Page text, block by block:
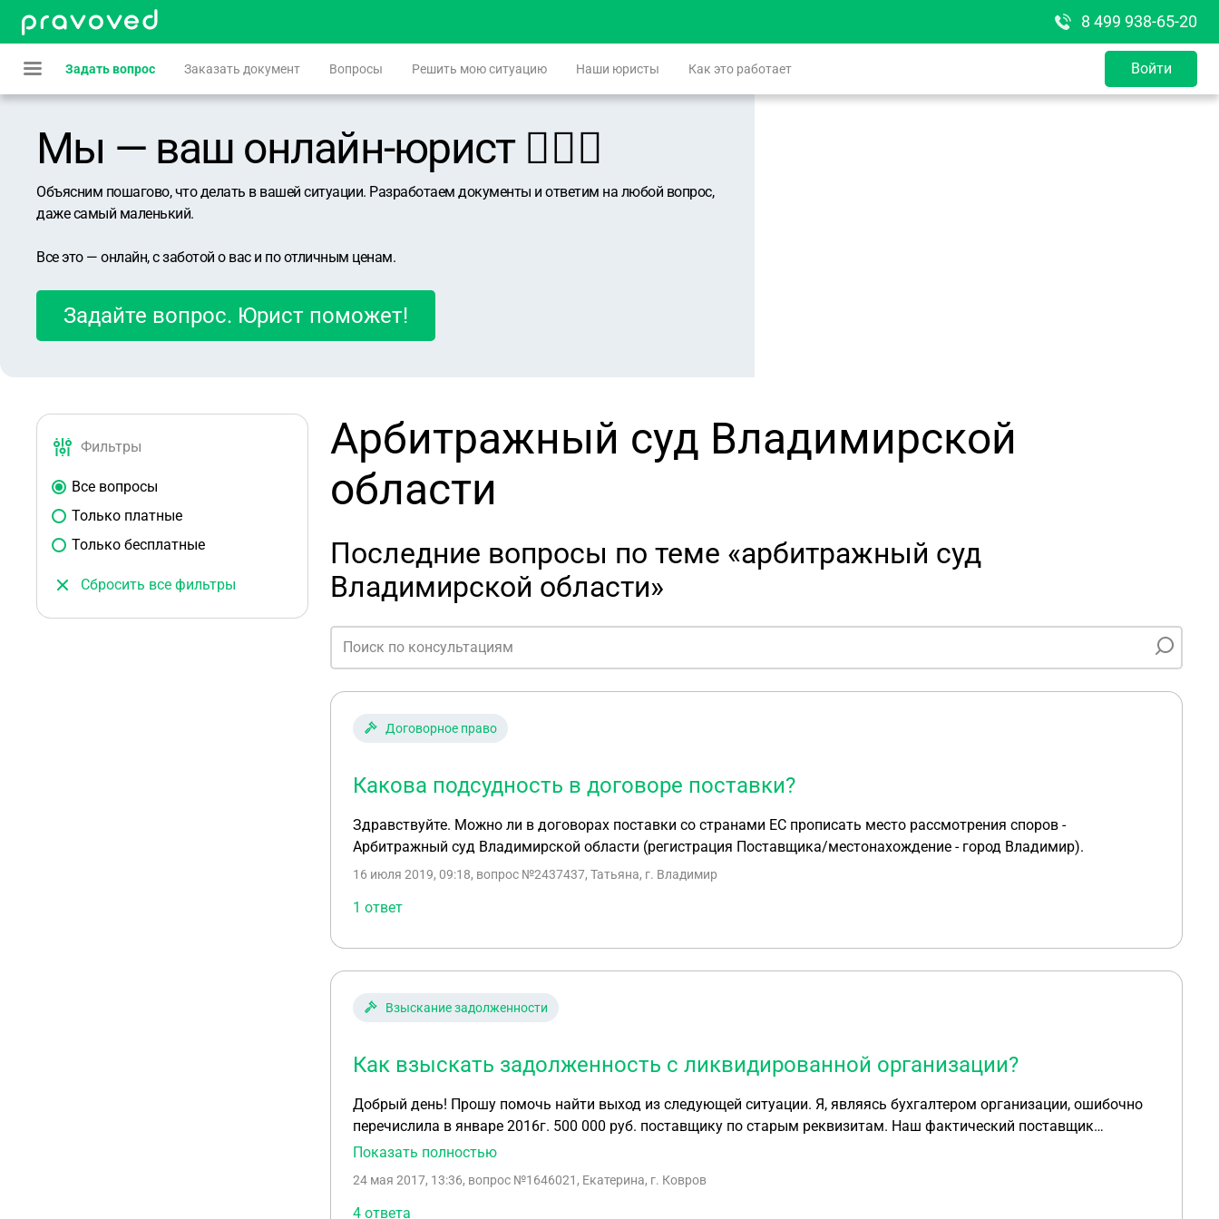
8 499 938-65-20
Задать вопрос Заказать документ Вопросы Решить мою ситуацию Наши юристы Как это работает Войти
Мы — ваш онлайн-юрист 👨🏻‍⚖️
Объясним пошагово, что делать в вашей ситуации. Разработаем документы и ответим на любой вопрос,
даже самый маленький.
Все это — онлайн, с заботой о вас и по отличным ценам.
Задайте вопрос. Юрист поможет!
Фильтры
Все вопросы
Только платные
Только бесплатные
Сбросить все фильтры
Арбитражный суд Владимирской
области
Последние вопросы по теме «арбитражный суд
Владимирской области»
Договорное право
Какова подсудность в договоре поставки?
Здравствуйте. Можно ли в договорах поставки со странами ЕС прописать место рассмотрения споров -
Арбитражный суд Владимирской области (регистрация Поставщика/местонахождение - город Владимир).
16 июля 2019, 09:18, вопрос №2437437, Татьяна, г. Владимир
1 ответ
Взыскание задолженности
Как взыскать задолженность с ликвидированной организации?
Добрый день! Прошу помочь найти выход из следующей ситуации. Я, являясь бухгалтером организации, ошибочно
перечислила в январе 2016г. 500 000 руб. поставщику по старым реквизитам. Наш фактический поставщик
зарегистрировал новое ООО с почти таким же, как было у старого названием, и соответственно с новыми
деятельность в форме присоединения к другому юридическому лицу в 2013г. Правопреемник - юридическое лицо,
находящееся в другом регионе (г. Комсомольск-на-Амуре Хабаровского края), «сливная» организация, к которой
Показать полностью
24 мая 2017, 13:36, вопрос №1646021, Екатерина, г. Ковров
4 ответа